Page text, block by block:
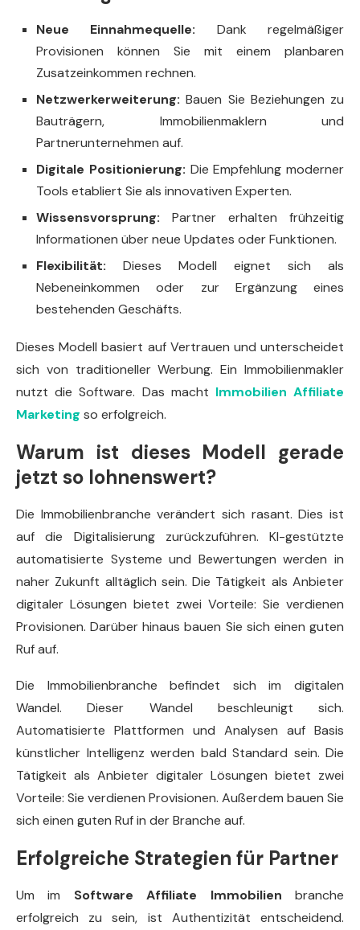
Neue Einnahmequelle: Dank regelmäßiger
Provisionen können Sie mit einem planbaren
Zusatzeinkommen rechnen.
Netzwerkerweiterung:Bauen Sie Beziehungen zu
Bauträgern, Immobilienmaklern und
Partnerunternehmen auf.
Digitale Positionierung: Die Empfehlung moderner
Tools etabliert Sie als innovativen Experten.
Wissensvorsprung: Partner erhalten frühzeitig
Informationen über neue Updates oder Funktionen.
Flexibilität: Dieses Modell eignet sich als
Nebeneinkommen oder zur Ergänzung eines
bestehenden Geschäfts.
Dieses Modell basiert auf Vertrauen und unterscheidet
sich von traditioneller Werbung. Ein Immobilienmakler
nutzt die Software. Das macht Immobilien Affiliate
Marketing so erfolgreich.
Warum ist dieses Modell gerade
jetzt so lohnenswert?
Die Immobilienbranche verändert sich rasant. Dies ist
auf die Digitalisierung zurückzuführen. KI-gestützte
automatisierte Systeme und Bewertungen werden in
naher Zukunft alltäglich sein. Die Tätigkeit als Anbieter
digitaler Lösungen bietet zwei Vorteile: Sie verdienen
Provisionen. Darüber hinaus bauen Sie sich einen guten
Ruf auf.
Die Immobilienbranche befindet sich im digitalen
Wandel. Dieser Wandel beschleunigt sich.
Automatisierte Plattformen und Analysen auf Basis
künstlicher Intelligenz werden bald Standard sein. Die
Tätigkeit als Anbieter digitaler Lösungen bietet zwei
Vorteile: Sie verdienen Provisionen. Außerdem bauen Sie
sich einen guten Ruf in der Branche auf.
Erfolgreiche Strategien für Partner
Um im Software Affiliate Immobilien branche
erfolgreich zu sein, ist Authentizität entscheidend.